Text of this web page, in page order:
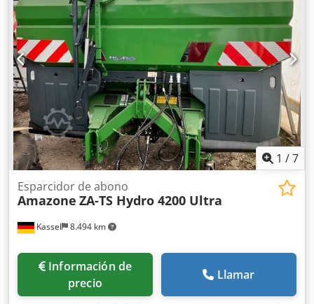
1 /7
Kassel 8.494 km
Esparcidor de abono
Amazone ZA-TS Hydro 4200 Ultra
Información de
precio
Llamar